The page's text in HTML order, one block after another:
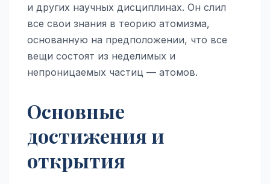
и других научных дисциплинах. Он слил
все свои знания в теорию атомизма,
основанную на предположении, что все
вещи состоят из неделимых и
непроницаемых частиц — атомов.
Основные
достижения и
открытия